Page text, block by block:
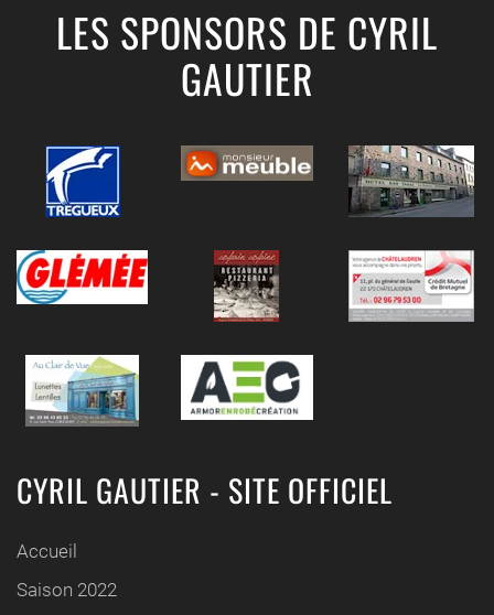
LES SPONSORS DE CYRIL
GAUTIER
CYRIL GAUTIER - SITE OFFICIEL
Accueil
Saison 2022